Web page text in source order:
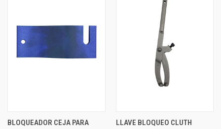
BLOQUEADOR CEJA PARA
LLAVE BLOQUEO CLUTH